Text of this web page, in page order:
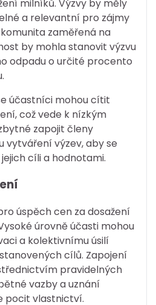
milníků. Výzvy by měly
a relevantní pro zájmy
zaměřená na
by mohla stanovit výzvu
odpadu o určité procento
účastníci mohou cítit
což vede k nízkým
zapojit členy
vytváření výzev, aby se
cíli a hodnotami.
úspěch cen za dosažení
úrovně účasti mohou
a kolektivnímu úsilí
cílů. Zapojení
pravidelných
vazby a uznání
pocit vlastnictví.